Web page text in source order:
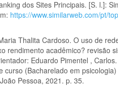
dos Sites Principais. [S. l.]:
https://www.similarweb.com/pt/
Thalita Cardoso. O uso de
rendimento acadêmico? revisão
Eduardo Pimentel ,
curso (Bacharelado em
Pessoa, 2021. p. 35.